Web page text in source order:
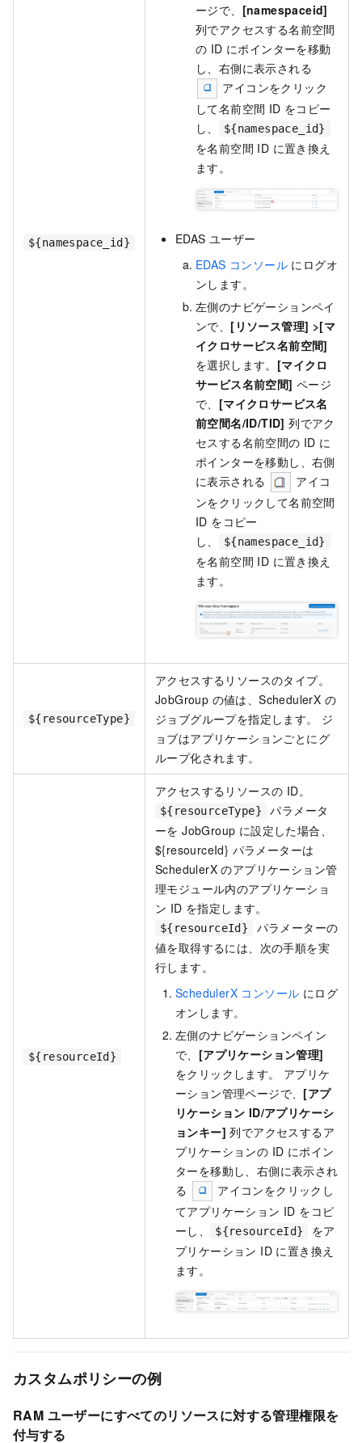
${namespace_id}
ージで、 [namespaceid]
列でアクセスする名前空間
の ID にポインターを移動
し、右側に表示される
アイコンをクリック
して名前空間 ID をコピー
し、
${namespace_id}
を名前空間 ID に置き換え
ます。
EDAS ユーザー
EDAS コンソール にログオ
ンします。
左側のナビゲーションペイ
ンで、 [リソース管理] >[マ
イクロサービス名前空間]
を選択します。 [マイクロ
サービス名前空間] ページ
で、 [マイクロサービス名
前空間名/ID/TID] 列でアク
セスする名前空間の ID に
ポインターを移動し、右側
に表示される
アイコ
ンをクリックして名前空間
ID をコピー
し、
${namespace_id}
を名前空間 ID に置き換え
ます。
${resourceType}
アクセスするリソースのタイプ。
JobGroup の値は、SchedulerX の
ジョブグループを指定します。 ジ
ョブはアプリケーションごとにグ
ループ化されます。
${resourceId}
アクセスするリソースの ID。
${resourceType}
パラメータ
ーを JobGroup に設定した場合、
${resourceId} パラメーターは
SchedulerX のアプリケーション管
理モジュール内のアプリケーショ
ン ID を指定します。
${resourceId}
パラメーターの
値を取得するには、次の手順を実
行します。
SchedulerX コンソール にログ
オンします。
左側のナビゲーションペイン
で、 [アプリケーション管理]
をクリックします。 アプリケ
ーション管理ページで、 [アプ
リケーション ID/アプリケーシ
ョンキー] 列でアクセスするア
プリケーションの ID にポイン
ターを移動し、右側に表示され
る
アイコンをクリックし
てアプリケーション ID をコピ
ーし、
${resourceId}
をア
プリケーション ID に置き換え
ます。
カスタムポリシーの例
RAM ユーザーにすべてのリソースに対する管理権限を
付与する